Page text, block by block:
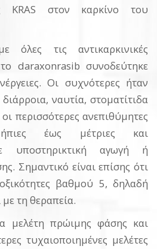
KRAS στον καρκίνο του
όλες τις αντικαρκινικές
daraxonrasib συνοδεύτηκε
Οι συχνότερες ήταν
ναυτία, στοματίτιδα
περισσότερες ανεπιθύμητες
έως μέτριες και
υποστηρικτική αγωγή ή
Σημαντικό είναι επίσης ότι
βαθμού 5, δηλαδή
με τη θεραπεία.
μελέτη πρώιμης φάσης και
τυχαιοποιημένες μελέτες